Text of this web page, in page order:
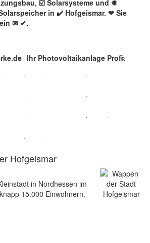
☑️ Solarsysteme und ✹
in ✔️ Hofgeismar. ❤ Sie
✉ ✔.
Ihr Photovoltaikanlage Profi.
Hofgeismar
in Nordhessen im
15.000 Einwohnern.